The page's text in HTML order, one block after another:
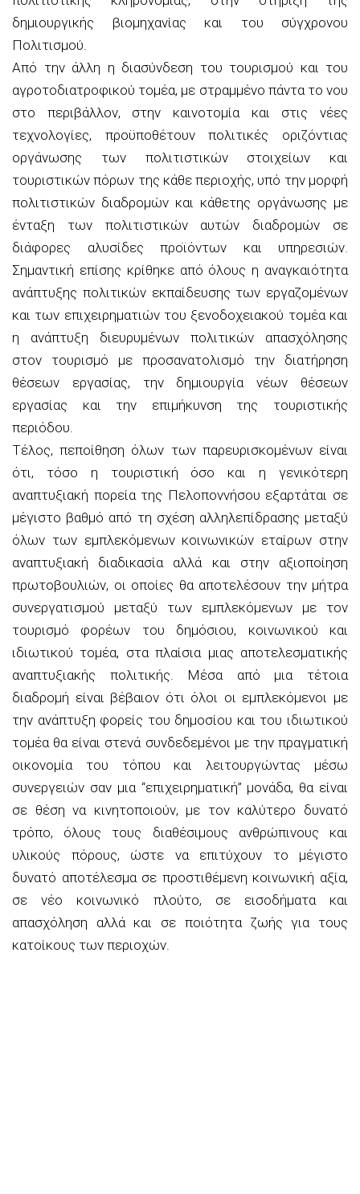
δημιουργικής βιομηχανίας και του σύγχρονου
Πολιτισμού.
Από την άλλη η διασύνδεση του τουρισμού και του
αγροτοδιατροφικού τομέα, με στραμμένο πάντα το νου
στο περιβάλλον, στην καινοτομία και στις νέες
τεχνολογίες, προϋποθέτουν πολιτικές οριζόντιας
οργάνωσης των πολιτιστικών στοιχείων και
τουριστικών πόρων της κάθε περιοχής, υπό την μορφή
πολιτιστικών διαδρομών και κάθετης οργάνωσης με
ένταξη των πολιτιστικών αυτών διαδρομών σε
διάφορες αλυσίδες προϊόντων και υπηρεσιών.
Σημαντική επίσης κρίθηκε από όλους η αναγκαιότητα
ανάπτυξης πολιτικών εκπαίδευσης των εργαζομένων
και των επιχειρηματιών του ξενοδοχειακού τομέα και
η ανάπτυξη διευρυμένων πολιτικών απασχόλησης
στον τουρισμό με προσανατολισμό την διατήρηση
θέσεων εργασίας, την δημιουργία νέων θέσεων
εργασίας και την επιμήκυνση της τουριστικής
περιόδου.
Τέλος, πεποίθηση όλων των παρευρισκομένων είναι
ότι, τόσο η τουριστική όσο και η γενικότερη
αναπτυξιακή πορεία της Πελοποννήσου εξαρτάται σε
μέγιστο βαθμό από τη σχέση αλληλεπίδρασης μεταξύ
όλων των εμπλεκόμενων κοινωνικών εταίρων στην
αναπτυξιακή διαδικασία αλλά και στην αξιοποίηση
πρωτοβουλιών, οι οποίες θα αποτελέσουν την μήτρα
συνεργατισμού μεταξύ των εμπλεκόμενων με τον
τουρισμό φορέων του δημόσιου, κοινωνικού και
ιδιωτικού τομέα, στα πλαίσια μιας αποτελεσματικής
αναπτυξιακής πολιτικής. Μέσα από μια τέτοια
διαδρομή είναι βέβαιον ότι όλοι οι εμπλεκόμενοι με
την ανάπτυξη φορείς του δημοσίου και του ιδιωτικού
τομέα θα είναι στενά συνδεδεμένοι με την πραγματική
οικονομία του τόπου και λειτουργώντας μέσω
συνεργειών σαν μια “επιχειρηματική” μονάδα, θα είναι
σε θέση να κινητοποιούν, με τον καλύτερο δυνατό
τρόπο, όλους τους διαθέσιμους ανθρώπινους και
υλικούς πόρους, ώστε να επιτύχουν το μέγιστο
δυνατό αποτέλεσμα σε προστιθέμενη κοινωνική αξία,
σε νέο κοινωνικό πλούτο, σε εισοδήματα και
απασχόληση αλλά και σε ποιότητα ζωής για τους
κατοίκους των περιοχών.